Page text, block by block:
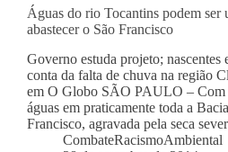
Águas do rio Tocantins podem ser
abastecer o São Francisco
Governo estuda projeto; nascentes
conta da falta de chuva na região
em O Globo SÃO PAULO – Com
águas em praticamente toda a
Francisco, agravada pela seca
CombateRacismoAmbiental